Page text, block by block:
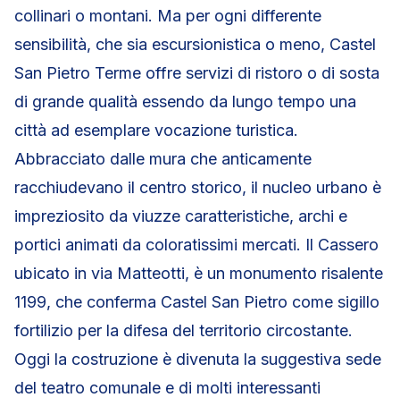
collinari o montani. Ma per ogni differente
sensibilità, che sia escursionistica o meno, Castel
San Pietro Terme offre servizi di ristoro o di sosta
di grande qualità essendo da lungo tempo una
città ad esemplare vocazione turistica.
Abbracciato dalle mura che anticamente
racchiudevano il centro storico, il nucleo urbano è
impreziosito da viuzze caratteristiche, archi e
portici animati da coloratissimi mercati. Il Cassero
ubicato in via Matteotti, è un monumento risalente
1199, che conferma Castel San Pietro come sigillo
fortilizio per la difesa del territorio circostante.
Oggi la costruzione è divenuta la suggestiva sede
del teatro comunale e di molti interessanti